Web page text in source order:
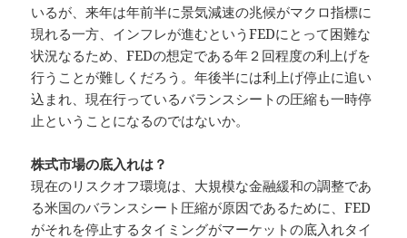
いるが、来年は年前半に景気減速の兆候がマクロ指標に
現れる一方、インフレが進むというFEDにとって困難な
状況なるため、FEDの想定である年２回程度の利上げを
行うことが難しくだろう。年後半には利上げ停止に追い
込まれ、現在行っているバランスシートの圧縮も一時停
止ということになるのではないか。
株式市場の底入れは？
現在のリスクオフ環境は、大規模な金融緩和の調整であ
る米国のバランスシート圧縮が原因であるために、FED
がそれを停止するタイミングがマーケットの底入れタイ